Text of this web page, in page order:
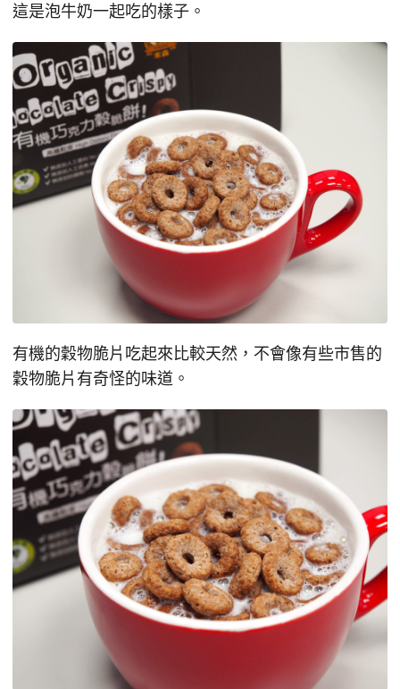
這是泡牛奶一起吃的樣子。
有機的穀物脆片吃起來比較天然，不會像有些市售的
穀物脆片有奇怪的味道。